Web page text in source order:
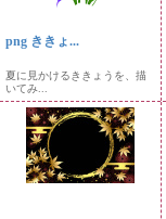
png ききょ...
夏に見かけるききょうを、描
いてみ...